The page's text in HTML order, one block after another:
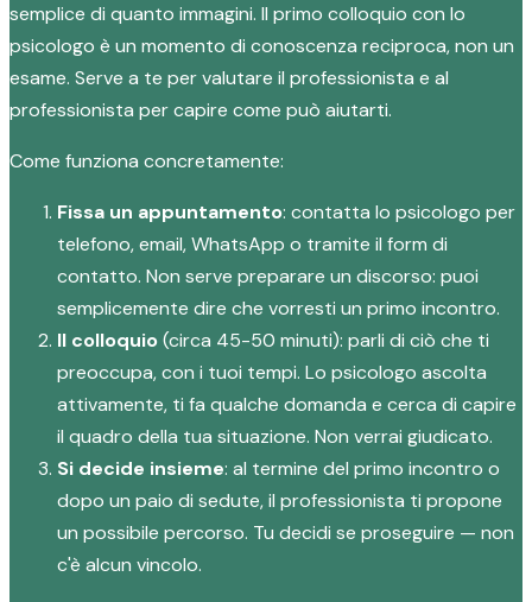
semplice di quanto immagini. Il primo colloquio con lo
psicologo è un momento di conoscenza reciproca, non un
esame. Serve a te per valutare il professionista e al
professionista per capire come può aiutarti.
Come funziona concretamente:
Fissa un appuntamento: contatta lo psicologo per
telefono, email, WhatsApp o tramite il form di
contatto. Non serve preparare un discorso: puoi
semplicemente dire che vorresti un primo incontro.
Il colloquio(circa 45-50 minuti): parli di ciò che ti
preoccupa, con i tuoi tempi. Lo psicologo ascolta
attivamente, ti fa qualche domanda e cerca di capire
il quadro della tua situazione. Non verrai giudicato.
Si decide insieme: al termine del primo incontro o
dopo un paio di sedute, il professionista ti propone
un possibile percorso. Tu decidi se proseguire — non
c'è alcun vincolo.